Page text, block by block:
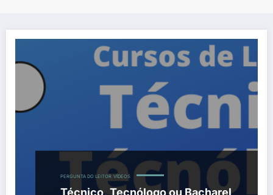
PERGUNTA DO LEITOR VÍDEOS
Técnico, Tecnólogo ou Bacharel